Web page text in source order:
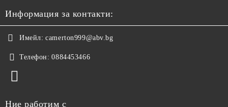
Информация за контакти:
Имейл: camerton999@abv.bg
Телефон: 0884453466
Ние работим с